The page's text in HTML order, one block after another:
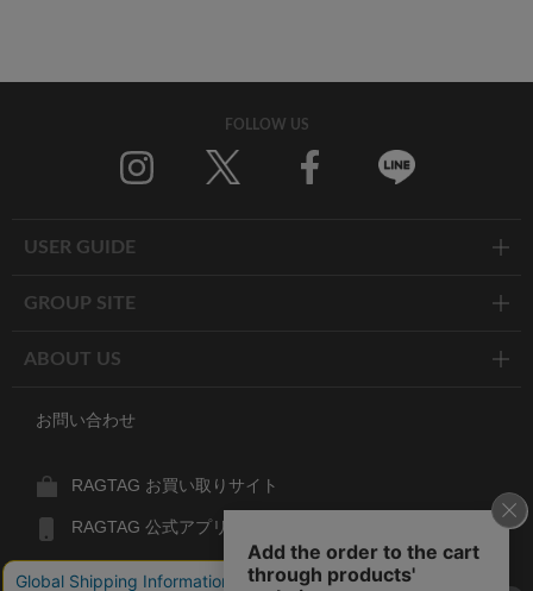
FOLLOW US
USER GUIDE
GROUP SITE
ABOUT US
お問い合わせ
RAGTAG お買い取りサイト
RAGTAG 公式アプリ
RAGTAG MEMBER'S CARD